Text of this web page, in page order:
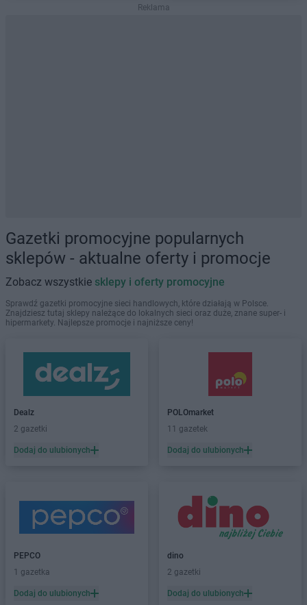
Reklama
Gazetki promocyjne popularnych
sklepów - aktualne oferty i promocje
Zobacz wszystkie sklepy i oferty promocyjne
Sprawdź gazetki promocyjne sieci handlowych, które działają w Polsce.
Znajdziesz tutaj sklepy należące do lokalnych sieci oraz duże, znane super- i
hipermarkety. Najlepsze promocje i najniższe ceny!
Dealz
2 gazetki
Dodaj do ulubionych
POLOmarket
11 gazetek
Dodaj do ulubionych
PEPCO
1 gazetka
Dodaj do ulubionych
dino
2 gazetki
Dodaj do ulubionych